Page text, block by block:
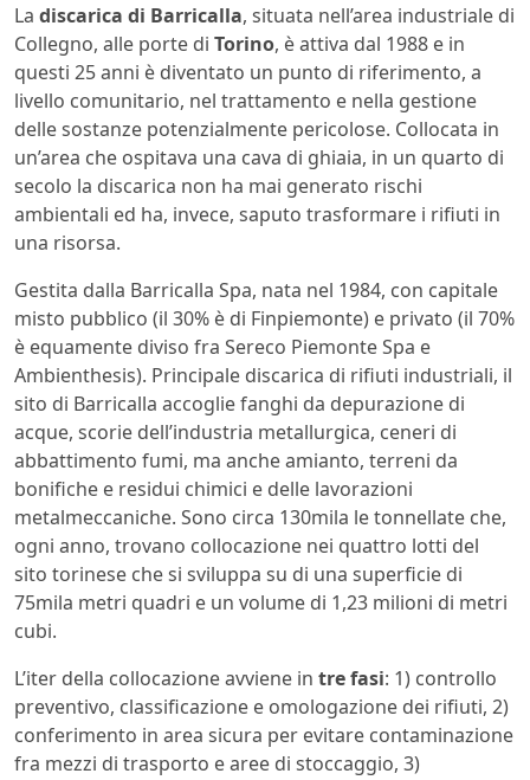
La discarica di Barricalla, situata nell’area industriale di
Collegno, alle porte di Torino, è attiva dal 1988 e in
questi 25 anni è diventato un punto di riferimento, a
livello comunitario, nel trattamento e nella gestione
delle sostanze potenzialmente pericolose. Collocata in
un’area che ospitava una cava di ghiaia, in un quarto di
secolo la discarica non ha mai generato rischi
ambientali ed ha, invece, saputo trasformare i rifiuti in
una risorsa.
Gestita dalla Barricalla Spa, nata nel 1984, con capitale
misto pubblico (il 30% è di Finpiemonte) e privato (il 70%
è equamente diviso fra Sereco Piemonte Spa e
Ambienthesis). Principale discarica di rifiuti industriali, il
sito di Barricalla accoglie fanghi da depurazione di
acque, scorie dell’industria metallurgica, ceneri di
abbattimento fumi, ma anche amianto, terreni da
bonifiche e residui chimici e delle lavorazioni
metalmeccaniche. Sono circa 130mila le tonnellate che,
ogni anno, trovano collocazione nei quattro lotti del
sito torinese che si sviluppa su di una superficie di
75mila metri quadri e un volume di 1,23 milioni di metri
cubi.
L’iter della collocazione avviene in tre fasi: 1) controllo
preventivo, classificazione e omologazione dei rifiuti, 2)
conferimento in area sicura per evitare contaminazione
fra mezzi di trasporto e aree di stoccaggio, 3)